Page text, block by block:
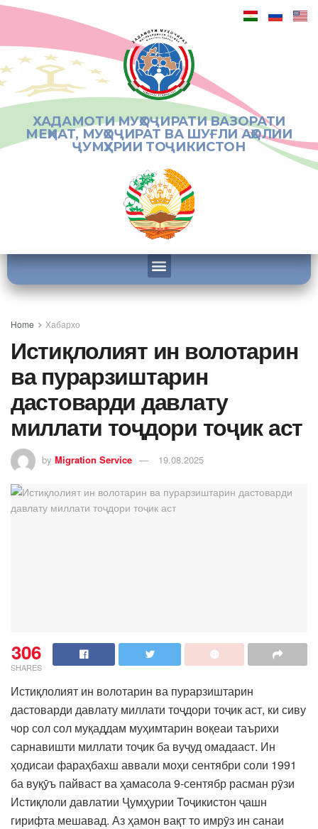
ХАДАМОТИ МУҲОҶИРАТИ ВАЗОРАТИ
МЕҲНАТ, МУҲОҶИРАТ ВА ШУҒЛИ АҲОЛИИ
ҶУМҲУРИИ ТОҶИКИСТОН
Home Хабархо
Истиқлолият ин волотарин
ва пурарзиштарин
дастоварди давлату
миллати тоҷдори тоҷик аст
by Migration Service 19.08.2025
306
SHARES
Истиқлолият ин волотарин ва пурарзиштарин
дастоварди давлату миллати тоҷдори тоҷик аст, ки сиву
чор сол сол муқаддам муҳимтарин воқеаи таърихи
сарнавишти миллати тоҷик ба вуҷуд омадааст. Ин
ҳодисаи фараҳбахш аввали моҳи сентябри соли 1991
ба вуқӯъ пайваст ва ҳамасола 9-сентябр расман рӯзи
Истиқлоли давлатии Ҷумҳурии Тоҷикистон ҷашн
гирифта мешавад. Аз ҳамон вақт то имрӯз ин санаи